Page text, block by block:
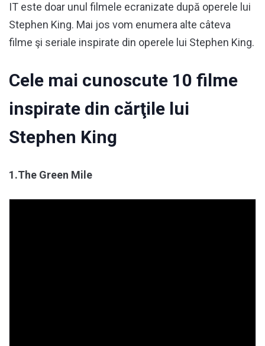
IT este doar unul filmele ecranizate după operele lui
Stephen King. Mai jos vom enumera alte câteva
filme şi seriale inspirate din operele lui Stephen King.
Cele mai cunoscute 10 filme
inspirate din cărţile lui
Stephen King
1.The Green Mile